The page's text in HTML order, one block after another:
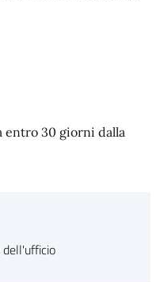
entro 30 giorni dalla
dell'ufficio